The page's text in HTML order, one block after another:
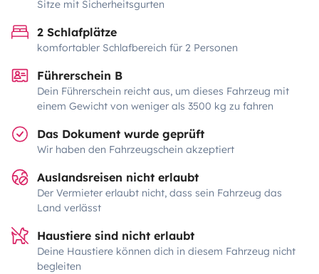
Sitze mit Sicherheitsgurten
2 Schlafplätze
komfortabler Schlafbereich für 2 Personen
Führerschein B
Dein Führerschein reicht aus, um dieses Fahrzeug mit
einem Gewicht von weniger als 3500 kg zu fahren
Das Dokument wurde geprüft
Wir haben den Fahrzeugschein akzeptiert
Auslandsreisen nicht erlaubt
Der Vermieter erlaubt nicht, dass sein Fahrzeug das
Land verlässt
Haustiere sind nicht erlaubt
Deine Haustiere können dich in diesem Fahrzeug nicht
begleiten